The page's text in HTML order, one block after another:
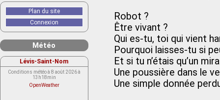
Robot ?
Être vivant ?
Qui es-tu, toi qui vient
Pourquoi laisses-tu si
Et si tu n’étais qu’un
Une poussière dans le
Une simple donnée
Plan du site
Connexion
Météo
Lévis-Saint-Nom
Conditions météo à 8 août 2026 à
13h18min
OpenWeather